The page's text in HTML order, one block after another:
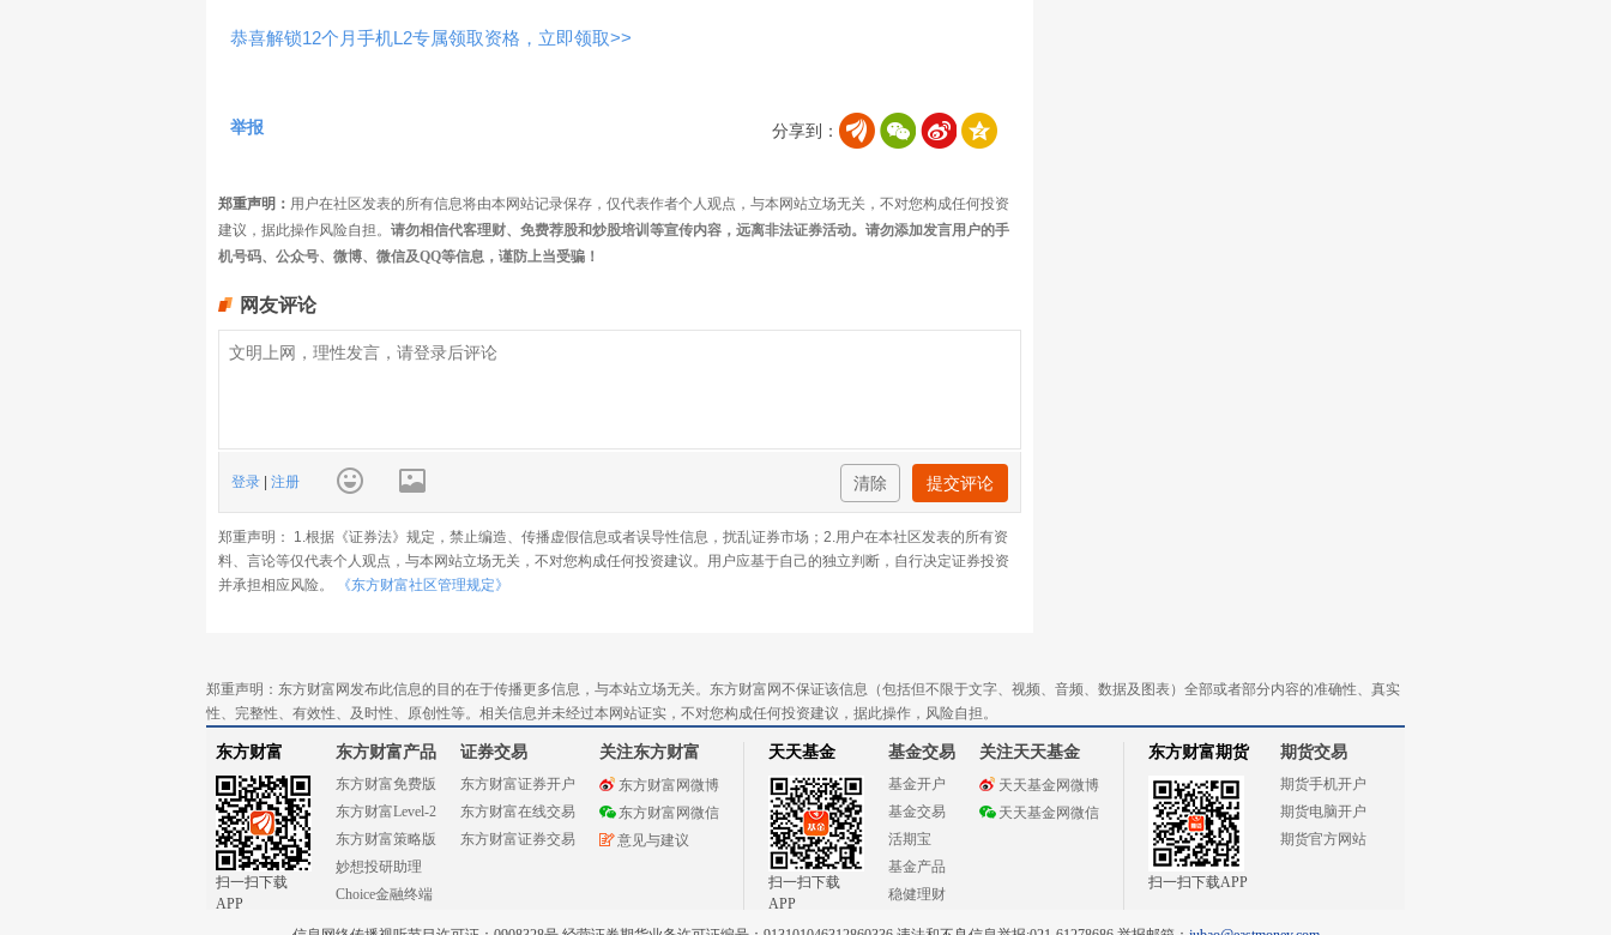
恭喜解锁12个月手机L2专属领取资格，立即领取>>
分享到：
举报
郑重声明： 用户在社区发表的所有信息将由本网站记录保存，仅代表作者个人观点，与本网站立场无关，不对您构成任何投资
建议，据此操作风险自担。 请勿相信代客理财、免费荐股和炒股培训等宣传内容，远离非法证券活动。请勿添加发言用户的手
机号码、公众号、微博、微信及QQ等信息，谨防上当受骗！
网友评论
登录 | 注册 清除 提交评论
郑重声明： 1.根据《证券法》规定，禁止编造、传播虚假信息或者误导性信息，扰乱证券市场；2.用户在本社区发表的所有资
料、言论等仅代表个人观点，与本网站立场无关，不对您构成任何投资建议。用户应基于自己的独立判断，自行决定证券投资
并承担相应风险。
《东方财富社区管理规定》
郑重声明：东方财富网发布此信息的目的在于传播更多信息，与本站立场无关。东方财富网不保证该信息（包括但不限于文字、视频、音频、数据及图表）全部或者部分内容的准确性、真实
性、完整性、有效性、及时性、原创性等。相关信息并未经过本网站证实，不对您构成任何投资建议，据此操作，风险自担。
东方财富
扫一扫下载
APP
东方财富产品
东方财富免费版
东方财富Level-2
东方财富策略版
妙想投研助理
Choice金融终端
证券交易
东方财富证券开户
东方财富在线交易
东方财富证券交易
关注东方财富
东方财富网微博
东方财富网微信
意见与建议
天天基金
扫一扫下载
APP
基金交易
基金开户
基金交易
活期宝
基金产品
稳健理财
关注天天基金
天天基金网微博
天天基金网微信
东方财富期货
扫一扫下载APP
期货交易
期货手机开户
期货电脑开户
期货官方网站